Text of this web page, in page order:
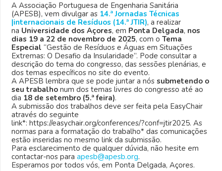
A Associação Portuguesa de Engenharia Sanitária
(APESB), vem divulgar as 14.ª Jornadas Técnicas
|internacionais de Resíduos (14.ª JTIR), a realizar
na Universidade dos Açores, em Ponta Delgada, nos
dias 19 a 22 de novembro de 2025, com o Tema
Especial “Gestão de Resíduos e Águas em Situações
Extremas: O Desafio da Insularidade”. Pode consultar a
descrição do tema do congresso, das sessões plenárias, e
dos temas específicos no site do evento.
A APESB lembra que se pode juntar a nós submetendo o
seu trabalhonum dos temas livres do congresso até ao
dia 18 de setembro (5.ª feira).
A submissão dos trabalhos deve ser feita pela EasyChair
através do seguinte
link*: https://easychair.org/conferences/?conf=jtir2025. As
normas para a formatação do trabalho* das comunicações
estão inseridas no mesmo link da submissão.
Para esclarecimento de qualquer dúvida, não hesite em
contactar-nos para apesb@apesb.org.
Esperamos por todos vós, em Ponta Delgada, Açores.